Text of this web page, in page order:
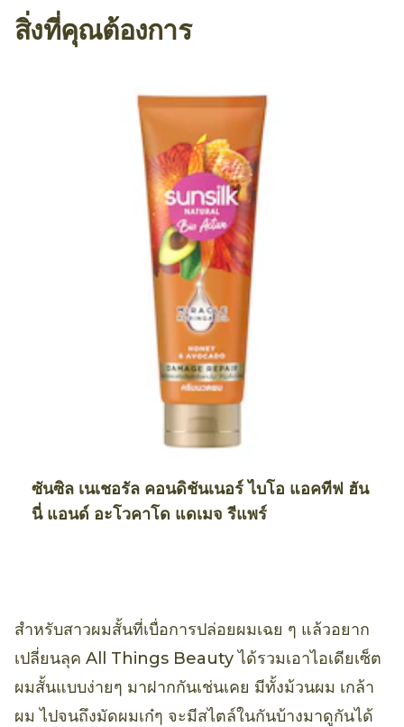
สิ่งที่คุณต้องการ
ซันซิล เนเชอรัล คอนดิชันเนอร์ ไบโอ แอคทีฟ ฮัน
นี่ แอนด์ อะโวคาโด แดเมจ รีแพร์
สำหรับสาวผมสั้นที่เบื่อการปล่อยผมเฉย ๆ แล้วอยาก
เปลี่ยนลุค All Things Beauty ได้รวมเอาไอเดียเซ็ต
ผมสั้นแบบง่ายๆ มาฝากกันเช่นเคย มีทั้งม้วนผม เกล้า
ผม ไปจนถึงมัดผมเก๋ๆ จะมีสไตล์ในกันบ้างมาดูกันได้